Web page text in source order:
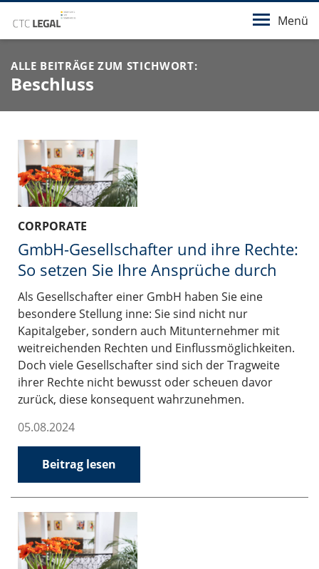
Menü
ALLE BEITRÄGE ZUM STICHWORT:
Beschluss
CORPORATE
GmbH-Gesellschafter und ihre Rechte:
So setzen Sie Ihre Ansprüche durch
Als Gesellschafter einer GmbH haben Sie eine
besondere Stellung inne: Sie sind nicht nur
Kapitalgeber, sondern auch Mitunternehmer mit
weitreichenden Rechten und Einflussmöglichkeiten.
Doch viele Gesellschafter sind sich der Tragweite
ihrer Rechte nicht bewusst oder scheuen davor
zurück, diese konsequent wahrzunehmen.
05.08.2024
Beitrag lesen